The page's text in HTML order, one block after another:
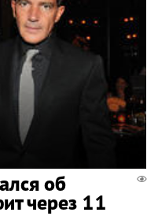
об
через 11